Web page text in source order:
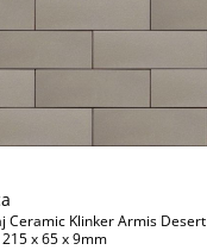
Ceramic Klinker Armis Desert
x 65 x 9mm